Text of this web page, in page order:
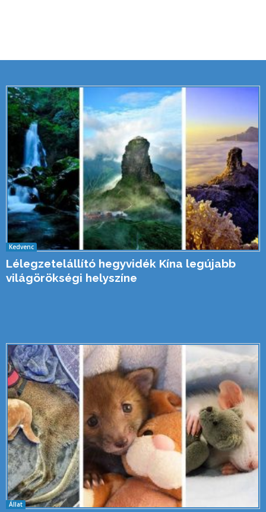
Kedvenc
Lélegzetelállító hegyvidék Kína legújabb
világörökségi helyszíne
Állat